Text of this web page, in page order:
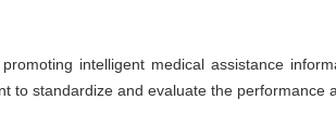
intelligent medical assistance
to standardize and evaluate the performance